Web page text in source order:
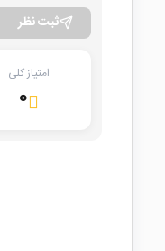
ثبت نظر
امتیاز کلی
۰